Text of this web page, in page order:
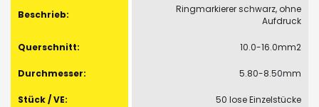
Ringmarkierer schwarz, ohne
Aufdruck
10.0-16.0mm2
5.80-8.50mm
50 lose Einzelstücke